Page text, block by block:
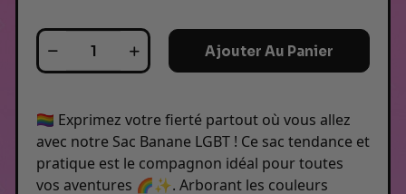
Ajouter Au Panier
🏳️‍🌈 Exprimez votre fierté partout où vous allez
avec notre Sac Banane LGBT ! Ce sac tendance et
pratique est le compagnon idéal pour toutes
vos aventures 🌈✨. Arborant les couleurs